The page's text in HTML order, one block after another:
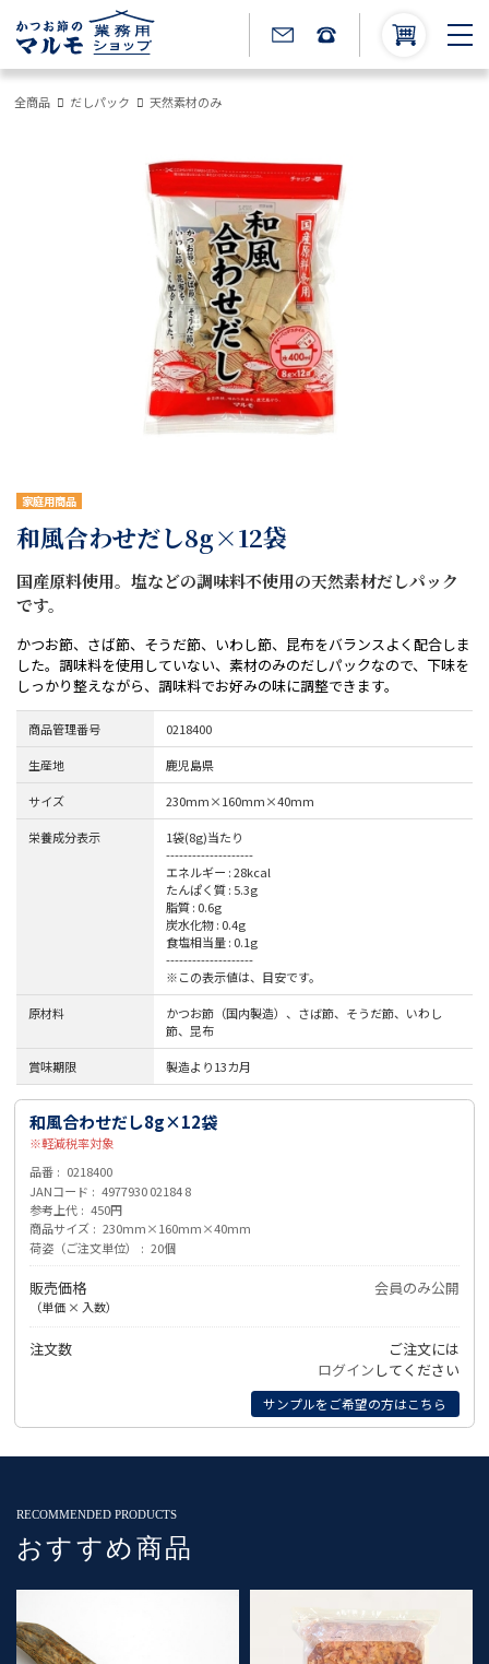
全商品 だしパック 天然素材のみ
家庭用商品
和風合わせだし8g×12袋
国産原料使用。塩などの調味料不使用の天然素材だしパック
です。
かつお節、さば節、そうだ節、いわし節、昆布をバランスよく配合しま
した。調味料を使用していない、素材のみのだしパックなので、下味を
しっかり整えながら、調味料でお好みの味に調整できます。
商品管理番号 0218400
生産地 鹿児島県
サイズ 230mm×160mm×40mm
栄養成分表示
1袋(8g)当たり
--------------------
エネルギー : 28kcal
たんぱく質 : 5.3g
脂質 : 0.6g
炭水化物 : 0.4g
食塩相当量 : 0.1g
--------------------
※この表示値は、目安です。
原材料
かつお節（国内製造）、さば節、そうだ節、いわし
節、昆布
賞味期限 製造より13カ月
和風合わせだし8g×12袋
軽減税率対象
品番
0218400
JANコード
4977930 02184 8
参考上代
450円
商品サイズ
230mm×160mm×40mm
荷姿（ご注文単位）
20個
販売価格
（単価 × 入数）
会員のみ公開
注文数
ご注文には
ログイン してください
サンプルをご希望の方はこちら
RECOMMENDED PRODUCTS
おすすめ商品